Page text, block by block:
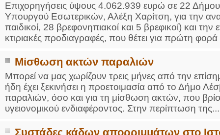
Επιχορηγήσεις ύψους 4.062.939 ευρώ σε 22
Υπουργού Εσωτερικών, Αλέξη Χαρίτση, για την
παιδικοί, 28 βρεφονηπιακοί και 5 βρεφικοί) και την
κτιριακές προδιαγραφές, που θέτει για πρώτη φορά
Μίσθωση ακτών παραλιών
Μπορεί να μας χωρίζουν τρεις μήνες από την
ήδη έχει ξεκινήσει η προετοιμασία από το Δήμο
παραλιών, όσο και για τη μίσθωση ακτών, που
υγειονομικού ενδιαφέροντος. Στην περίπτωση της...
Συστάδες κάδων απορριμμάτων στο